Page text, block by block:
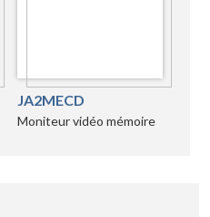
JA2MECD
Moniteur vidéo mémoire